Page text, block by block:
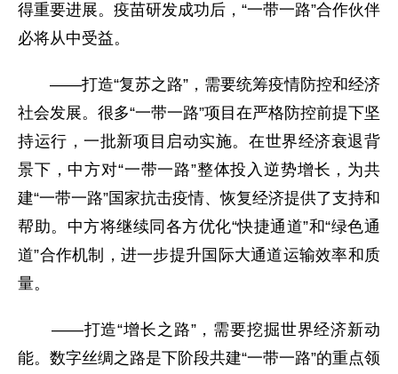
得重要进展。疫苗研发成功后，“一带一路”合作伙伴
必将从中受益。
——打造“复苏之路”，需要统筹疫情防控和经济
社会发展。很多“一带一路”项目在严格防控前提下坚
持运行，一批新项目启动实施。在世界经济衰退背
景下，中方对“一带一路”整体投入逆势增长，为共
建“一带一路”国家抗击疫情、恢复经济提供了支持和
帮助。中方将继续同各方优化“快捷通道”和“绿色通
道”合作机制，进一步提升国际大通道运输效率和质
量。
——打造“增长之路”，需要挖掘世界经济新动
能。数字丝绸之路是下阶段共建“一带一路”的重点领